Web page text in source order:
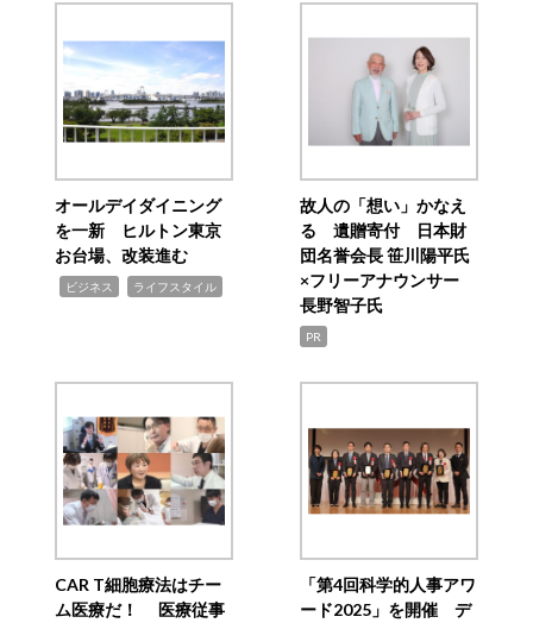
オールデイダイニング
を一新 ヒルトン東京
お台場、改装進む
ビジネス ライフスタイル
故人の「想い」かなえ
る 遺贈寄付 日本財
団名誉会長 笹川陽平氏
×フリーアナウンサー
長野智子氏
PR
CAR T細胞療法はチー
ム医療だ！ 医療従事
「第4回科学的人事アワ
ード2025」を開催 デ